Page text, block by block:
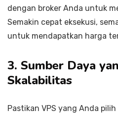
dengan broker Anda untuk
Semakin cepat eksekusi,
untuk mendapatkan harga
3. Sumber Daya
Skalabilitas
Pastikan VPS yang Anda